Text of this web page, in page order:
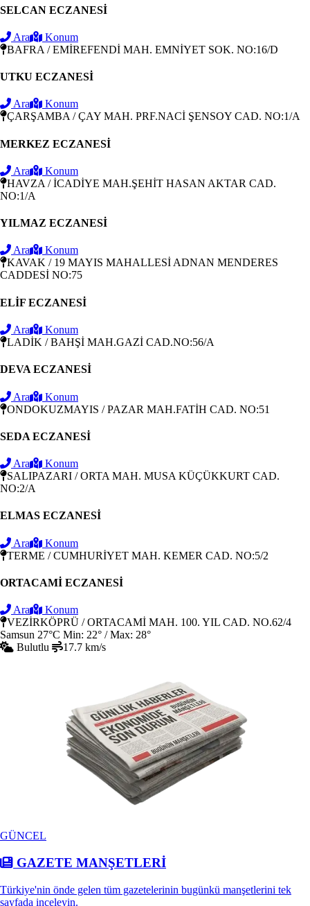
SELCAN ECZANESİ
Ara
Konum
BAFRA / EMİREFENDİ MAH. EMNİYET SOK. NO:16/D
UTKU ECZANESİ
Ara
Konum
ÇARŞAMBA / ÇAY MAH. PRF.NACİ ŞENSOY CAD. NO:1/A
MERKEZ ECZANESİ
Ara
Konum
HAVZA / İCADİYE MAH.ŞEHİT HASAN AKTAR CAD.
NO:1/A
YILMAZ ECZANESİ
Ara
Konum
KAVAK / 19 MAYIS MAHALLESİ ADNAN MENDERES
CADDESİ NO:75
ELİF ECZANESİ
Ara
Konum
LADİK / BAHŞİ MAH.GAZİ CAD.NO:56/A
DEVA ECZANESİ
Ara
Konum
ONDOKUZMAYIS / PAZAR MAH.FATİH CAD. NO:51
SEDA ECZANESİ
Ara
Konum
SALIPAZARI / ORTA MAH. MUSA KÜÇÜKKURT CAD.
NO:2/A
ELMAS ECZANESİ
Ara
Konum
TERME / CUMHURİYET MAH. KEMER CAD. NO:5/2
ORTACAMİ ECZANESİ
Ara
Konum
VEZİRKÖPRÜ / ORTACAMİ MAH. 100. YIL CAD. NO.62/4
Samsun 27°C Min: 22° / Max: 28°
Bulutlu
17.7 km/s
GÜNCEL
GAZETE MANŞETLERİ
Türkiye'nin önde gelen tüm gazetelerinin bugünkü manşetlerini tek
sayfada inceleyin.